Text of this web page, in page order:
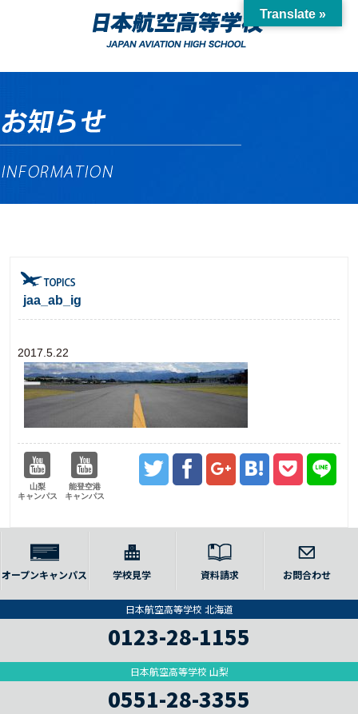
jaa_ab_ig
2017.5.22
山梨
キャンパス
能登空港
キャンパス
オープンキャンパス 学校見学 資料請求 お問合わせ
日本航空高等学校 北海道
0123-28-1155
日本航空高等学校 山梨
0551-28-3355
Translate »